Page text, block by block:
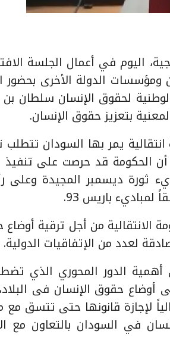
الخارجية، اليوم في أعمال الجلسة
ومؤسسات الدولة الأخرى بحضور
الوطنية لحقوق الإنسان سلطان
بتعزيز حقوق الإنسان.
يمر بها السودان تتطلب
أن الحكومة قد حرصت على
ثورة ديسمبر المجيدة وعلى
باريس 93.
الانتقالية من أجل ترقية
لعدد من الإتفاقيات الدولية.
الدور المحوري الذي
أوضاع حقوق الإنسان فى
لإجازة قانونها حتى تتسق مع
في السودان بالتعاون مع